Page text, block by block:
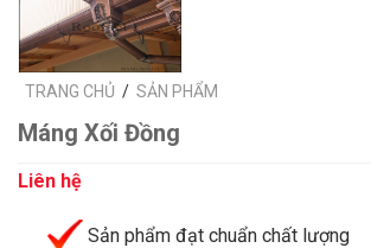
TRANG CHỦ / SẢN PHẨM
Máng Xối Đồng
Liên hệ
Sản phẩm đạt chuẩn chất lượng